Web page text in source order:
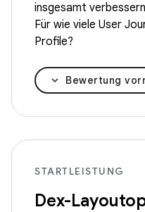
insgesamt
Für wie viele User
Profile?
Bewertung
STARTLEISTUNG
Dex-